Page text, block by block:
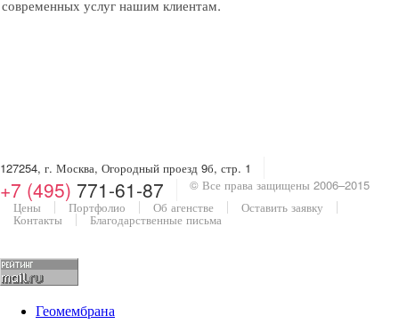
современных услуг нашим клиентам.
127254, г. Москва, Огородный проезд 9б, стр. 1
+7 (495) 771-61-87
© Все права защищены 2006–2015
Цены
Портфолио Об агенстве Оставить заявку
Контакты Благодарственные письма
Геомембрана